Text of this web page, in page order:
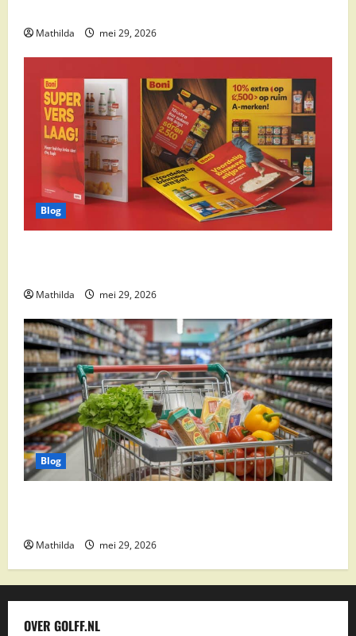
Mathilda mei 29, 2026
Blog
Mathilda mei 29, 2026
Blog
Mathilda mei 29, 2026
OVER GOLFF.NL